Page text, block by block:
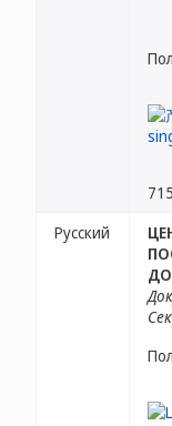
Русский